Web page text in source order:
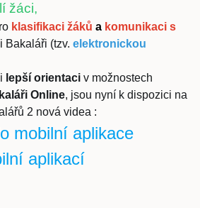
žáci,
klasifikaci žáků a komunikaci s
Bakaláři (tzv. elektronickou
lepší orientaci v možnostech
Online, jsou nyní k dispozici na
2 nová videa :
mobilní aplikace
aplikací